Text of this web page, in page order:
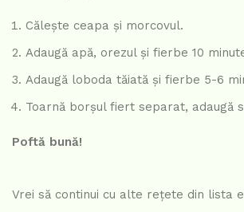
Călește ceapa și morcovul.
Adaugă apă, orezul și fierbe 10
Adaugă loboda tăiată și fierbe 5-6
Toarnă borșul fiert separat, adaugă
Poftă bună!
Vrei să continui cu alte rețete din lista